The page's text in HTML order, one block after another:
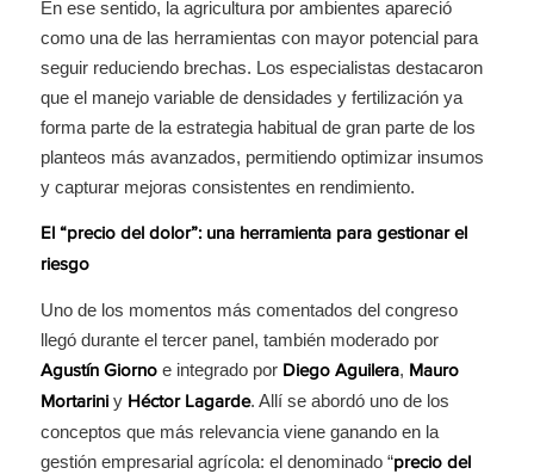
En ese sentido, la agricultura por ambientes apareció
como una de las herramientas con mayor potencial para
seguir reduciendo brechas. Los especialistas destacaron
que el manejo variable de densidades y fertilización ya
forma parte de la estrategia habitual de gran parte de los
planteos más avanzados, permitiendo optimizar insumos
y capturar mejoras consistentes en rendimiento.
El “precio del dolor”: una herramienta para gestionar el
riesgo
Uno de los momentos más comentados del congreso
llegó durante el tercer panel, también moderado por
Agustín Giornoe integrado por Diego Aguilera, Mauro
Mortariniy Héctor Lagarde. Allí se abordó uno de los
conceptos que más relevancia viene ganando en la
gestión empresarial agrícola: el denominado “precio del